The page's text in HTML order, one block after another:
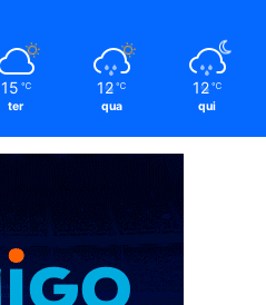
15 ℃
ter
12 ℃
qua
12 ℃
qui